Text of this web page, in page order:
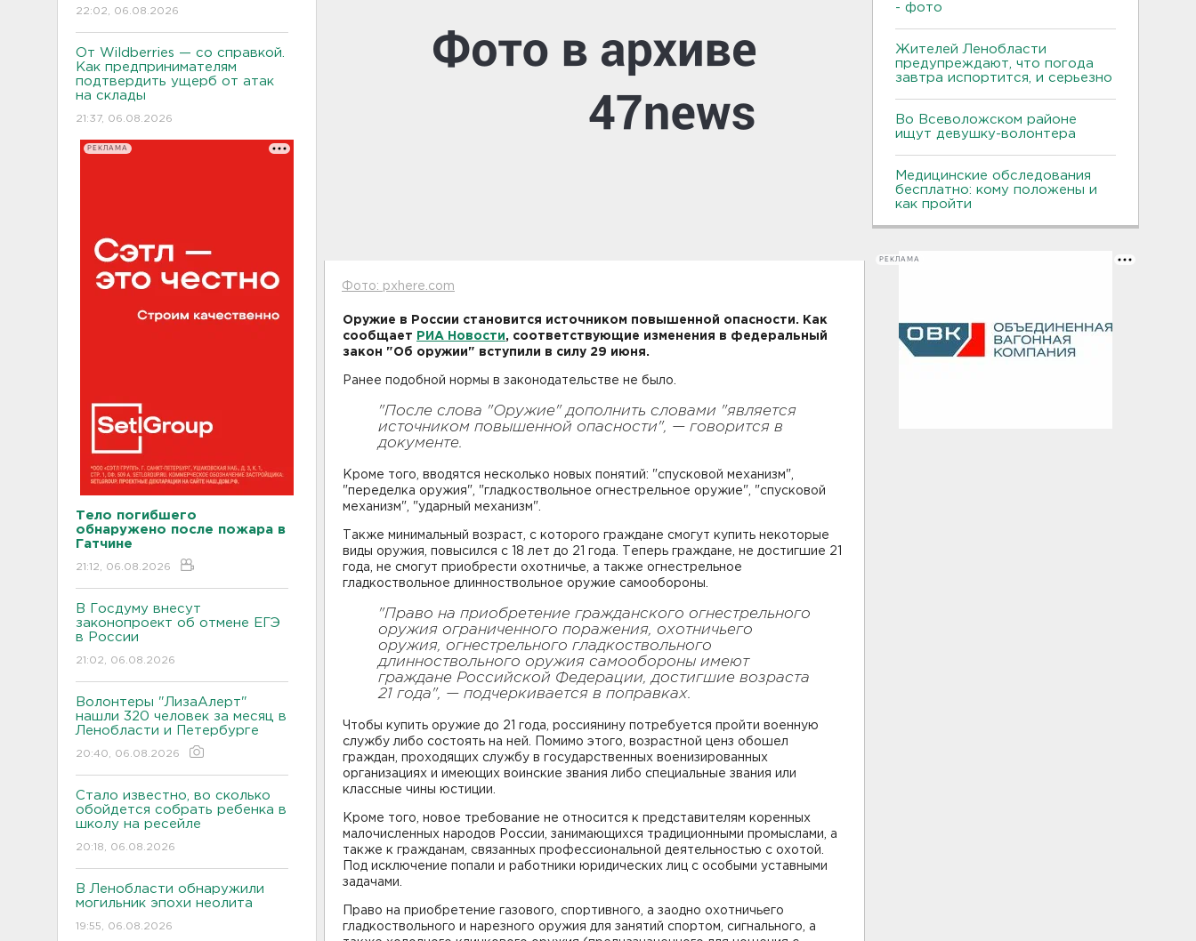
22:02, 06.08.2026
От Wildberries — со справкой.
Как предпринимателям
подтвердить ущерб от атак
на склады
21:37, 06.08.2026
РЕКЛАМА
Тело погибшего
обнаружено после пожара в
Гатчине
21:12, 06.08.2026
В Госдуму внесут
законопроект об отмене ЕГЭ
в России
21:02, 06.08.2026
Волонтеры "ЛизаАлерт"
нашли 320 человек за месяц в
Ленобласти и Петербурге
20:40, 06.08.2026
Стало известно, во сколько
обойдется собрать ребенка в
школу на ресейле
20:18, 06.08.2026
В Ленобласти обнаружили
могильник эпохи неолита
19:55, 06.08.2026
Фото: pxhere.com
Оружие в России становится источником повышенной опасности. Как
сообщает
РИА Новости, соответствующие изменения в федеральный
закон "Об оружии" вступили в силу 29 июня.
Ранее подобной нормы в законодательстве не было.
"После слова "Оружие" дополнить словами "является
источником повышенной опасности", — говорится в
документе.
Кроме того, вводятся несколько новых понятий: "спусковой механизм",
"переделка оружия", "гладкоствольное огнестрельное оружие", "спусковой
механизм", "ударный механизм".
Также минимальный возраст, с которого граждане смогут купить некоторые
виды оружия, повысился с 18 лет до 21 года. Теперь граждане, не достигшие 21
года, не смогут приобрести охотничье, а также огнестрельное
гладкоствольное длинноствольное оружие самообороны.
"Право на приобретение гражданского огнестрельного
оружия ограниченного поражения, охотничьего
оружия, огнестрельного гладкоствольного
длинноствольного оружия самообороны имеют
граждане Российской Федерации, достигшие возраста
21 года", — подчеркивается в поправках.
Чтобы купить оружие до 21 года, россиянину потребуется пройти военную
службу либо состоять на ней. Помимо этого, возрастной ценз обошел
граждан, проходящих службу в государственных военизированных
организациях и имеющих воинские звания либо специальные звания или
классные чины юстиции.
Кроме того, новое требование не относится к представителям коренных
малочисленных народов России, занимающихся традиционными промыслами, а
также к гражданам, связанных профессиональной деятельностью с охотой.
Под исключение попали и работники юридических лиц с особыми уставными
задачами.
Право на приобретение газового, спортивного, а заодно охотничьего
гладкоствольного и нарезного оружия для занятий спортом, сигнального, а
- фото
Жителей Ленобласти
предупреждают, что погода
завтра испортится, и серьезно
Во Всеволожском районе
ищут девушку-волонтера
Медицинские обследования
бесплатно: кому положены и
как пройти
РЕКЛАМА